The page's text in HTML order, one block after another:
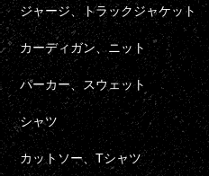
ジャージ、トラックジャケット
カーディガン、ニット
パーカー、スウェット
シャツ
カットソー、Tシャツ